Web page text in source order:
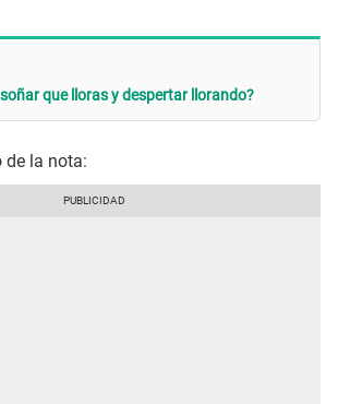
que lloras y despertar llorando?
de la nota: